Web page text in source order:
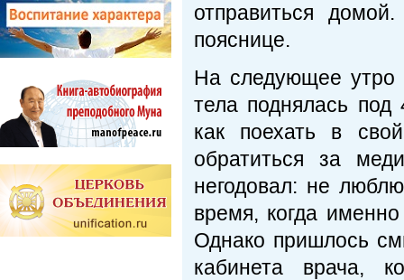
отправиться
пояснице.
На следующее утро
тела поднялась под
как поехать в
обратиться за
негодовал: не
время, когда
Однако пришлось
кабинета врача,